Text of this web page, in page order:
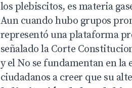
los plebiscitos, es materia
Aun cuando hubo grupos
representó una plataforma
señalado la Corte
y el No se fundamentan en
ciudadanos a creer que su